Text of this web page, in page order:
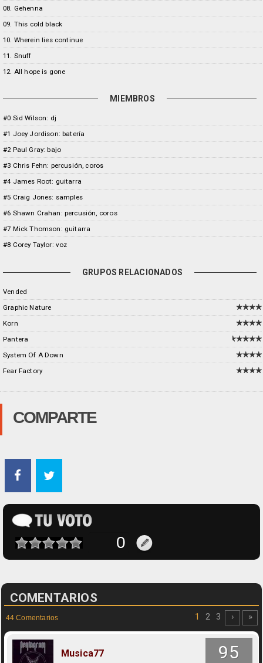
08. Gehenna
09. This cold black
10. Wherein lies continue
11. Snuff
12. All hope is gone
MIEMBROS
#0 Sid Wilson: dj
#1 Joey Jordison: batería
#2 Paul Gray: bajo
#3 Chris Fehn: percusión, coros
#4 James Root: guitarra
#5 Craig Jones: samples
#6 Shawn Crahan: percusión, coros
#7 Mick Thomson: guitarra
#8 Corey Taylor: voz
GRUPOS RELACIONADOS
Vended
Graphic Nature
Korn
Pantera
System Of A Down
Fear Factory
COMPARTE
COMENTARIOS
44 Comentarios 1 2 3 › »
95
Musica77